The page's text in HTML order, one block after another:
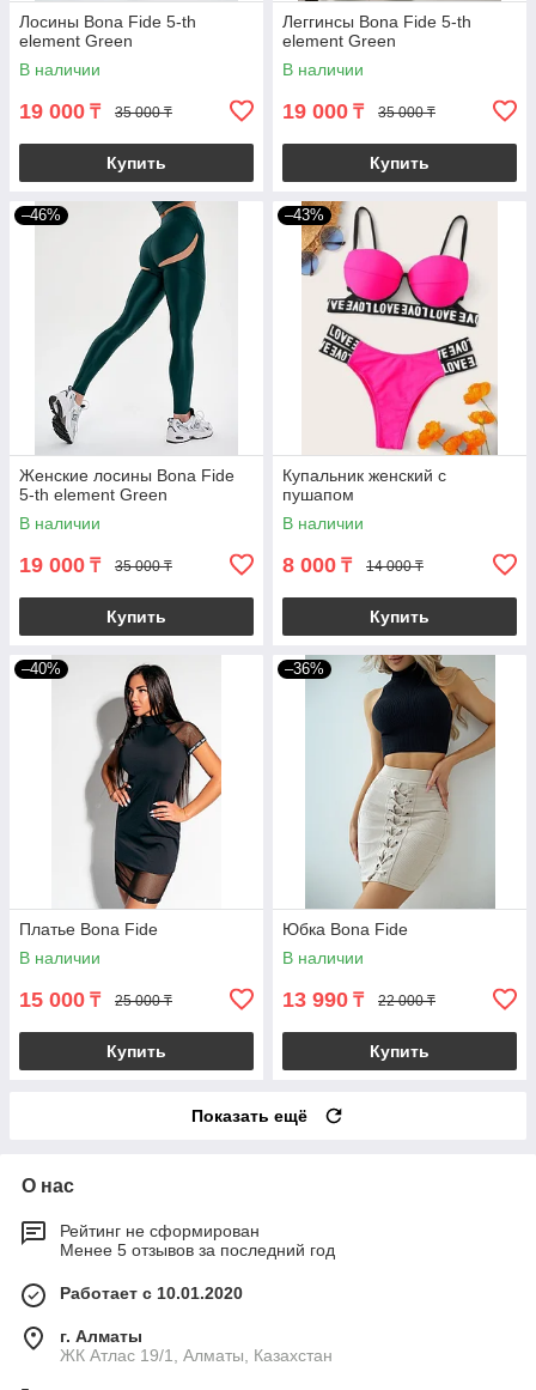
Лосины Bona Fide 5-th
element Green
В наличии
19 000 ₸ 35 000 ₸
Купить
Леггинсы Bona Fide 5-th
element Green
В наличии
19 000 ₸ 35 000 ₸
Купить
–46%
Женские лосины Bona Fide
5-th element Green
В наличии
19 000 ₸ 35 000 ₸
Купить
–43%
Купальник женский с
пушапом
В наличии
8 000 ₸ 14 000 ₸
Купить
–40%
Платье Bona Fide
В наличии
15 000 ₸ 25 000 ₸
Купить
–36%
Юбка Bona Fide
В наличии
13 990 ₸ 22 000 ₸
Купить
Показать ещё
О нас
Рейтинг не сформирован
Менее 5 отзывов за последний год
Работает с 10.01.2020
г. Алматы
ЖК Атлас 19/1, Алматы, Казахстан